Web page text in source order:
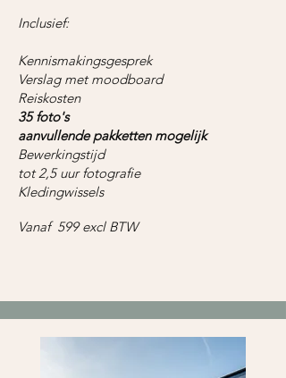
Inclusief:
Kennismakingsgesprek
Verslag met moodboard
Reiskosten
35 foto's
aanvullende pakketten mogelijk
Bewerkingstijd
tot 2,5 uur fotografie
Kledingwissels
​​Vanaf 599 excl BTW